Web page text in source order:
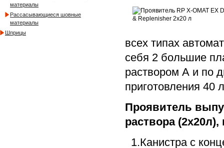
материалы
Рассасывающиеся шовные
материалы
Шприцы
всех типах
себя 2 большие
раствором А и по
приготовления 40
Проявитель
раствора
1.Канистра с